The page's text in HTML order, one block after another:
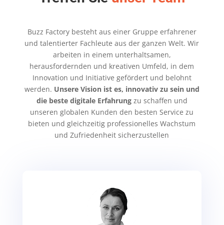
Buzz Factory besteht aus einer Gruppe erfahrener
und talentierter Fachleute aus der ganzen Welt. Wir
arbeiten in einem unterhaltsamen,
herausfordernden und kreativen Umfeld, in dem
Innovation und Initiative gefördert und belohnt
werden. Unsere Vision ist es, innovativ zu sein und
die beste digitale Erfahrungzu schaffen und
unseren globalen Kunden den besten Service zu
bieten und gleichzeitig professionelles Wachstum
und Zufriedenheit sicherzustellen